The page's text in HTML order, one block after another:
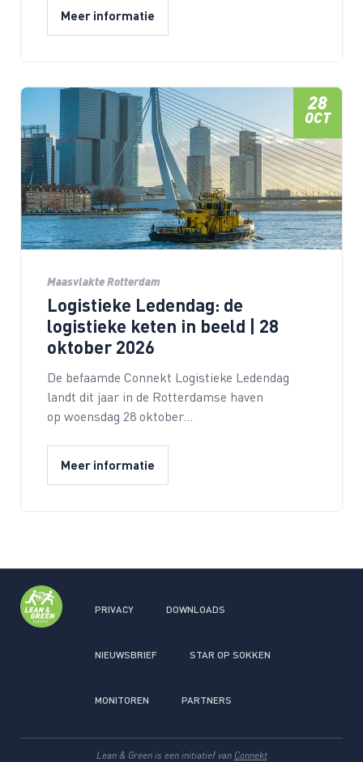
Meer informatie
Maasvlakte Rotterdam
Logistieke Ledendag: de
logistieke keten in beeld | 28
oktober 2026
De befaamde Connekt Logistieke Ledendag
landt dit jaar in de Rotterdamse haven
op woensdag 28 oktober…
Meer informatie
28
OCT
PRIVACY DOWNLOADS
NIEUWSBRIEF STAR OP SOKKEN
MONITOREN PARTNERS
Lean & Green is een initiatief van Connekt